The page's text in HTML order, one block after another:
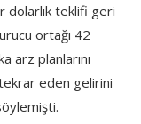
dolarlık teklifi geri
ortağı 42
arz planlarını
tekrar eden gelirini